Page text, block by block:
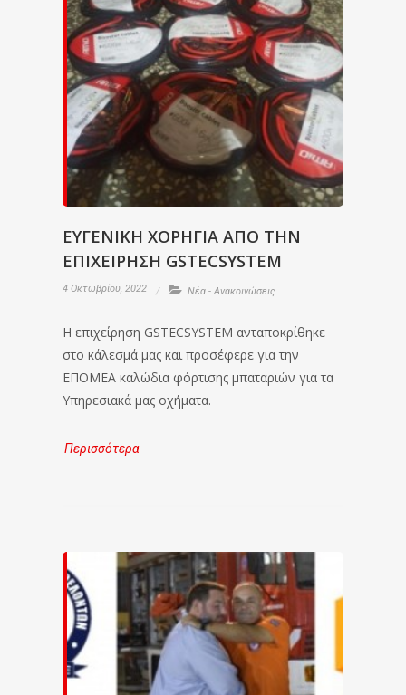
ΕΥΓΕΝΙΚΗ ΧΟΡΗΓΙΑ ΑΠΟ ΤΗΝ
ΕΠΙΧΕΙΡΗΣΗ GSTECSYSTEM
4 Οκτωβρίου, 2022 Νέα - Ανακοινώσεις
Η επιχείρηση GSTECSYSTEM ανταποκρίθηκε
στο κάλεσμά μας και προσέφερε για την
ΕΠΟΜΕΑ καλώδια φόρτισης μπαταριών για τα
Υπηρεσιακά μας οχήματα.
Περισσότερα